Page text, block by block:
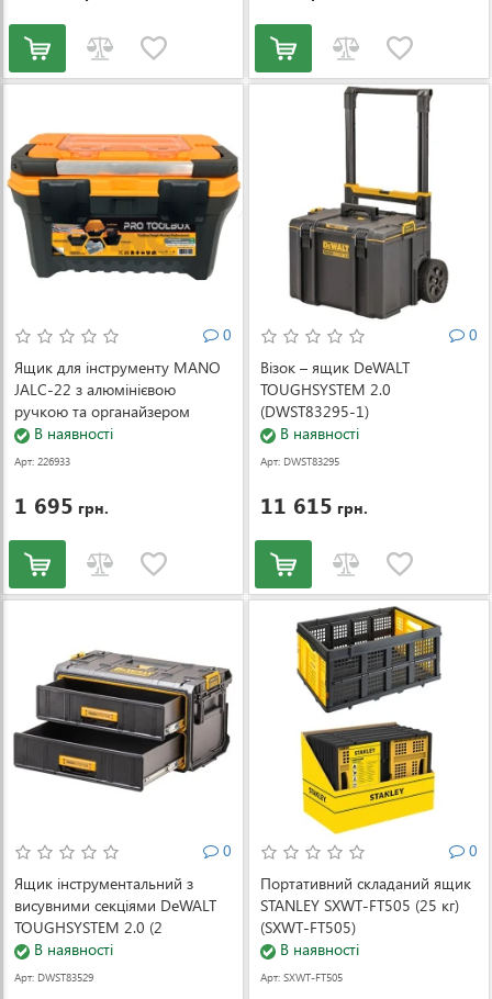
0
Ящик для інструменту MANO
JALC-22 з алюмінієвою
ручкою та органайзером
(JALC-22)
В наявності
Арт: 226933
1 695 грн.
0
Візок – ящик DeWALT
TOUGHSYSTEM 2.0
(DWST83295-1)
В наявності
Арт: DWST83295
11 615 грн.
0
Ящик інструментальний з
висувними секціями DeWALT
TOUGHSYSTEM 2.0 (2
відділення) (DWST83529-1)
В наявності
Арт: DWST83529
0
Портативний складаний ящик
STANLEY SXWT-FT505 (25 кг)
(SXWT-FT505)
В наявності
Арт: SXWT-FT505